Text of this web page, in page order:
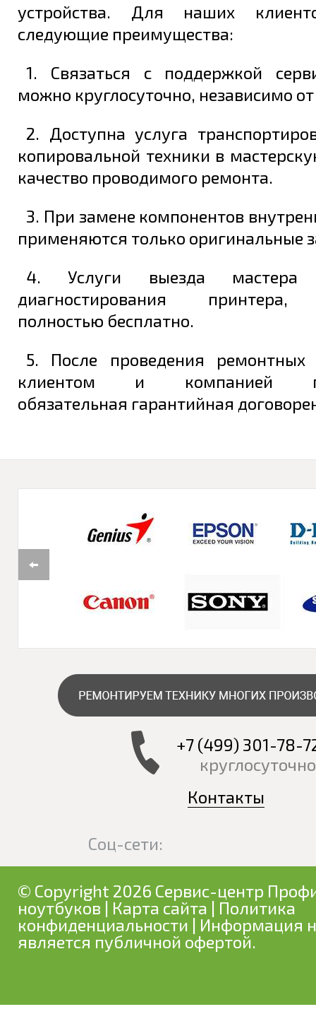
устройства. Для наших
следующие преимущества:
1. Связаться с поддержкой
можно круглосуточно, независимо
2. Доступна услуга
копировальной техники в
качество проводимого ремонта.
3. При замене компонентов
применяются только оригинальные
4. Услуги выезда мастера
диагностирования принтера,
полностью бесплатно.
5. После проведения
клиентом и компанией
обязательная гарантийная
+7 (499) 301-78-
Контакты
Соц-сети:
© Copyright 2026 Сервис-центр
ноутбуков | Карта сайта | Политика
конфиденциальности | Информация
является публичной офертой.